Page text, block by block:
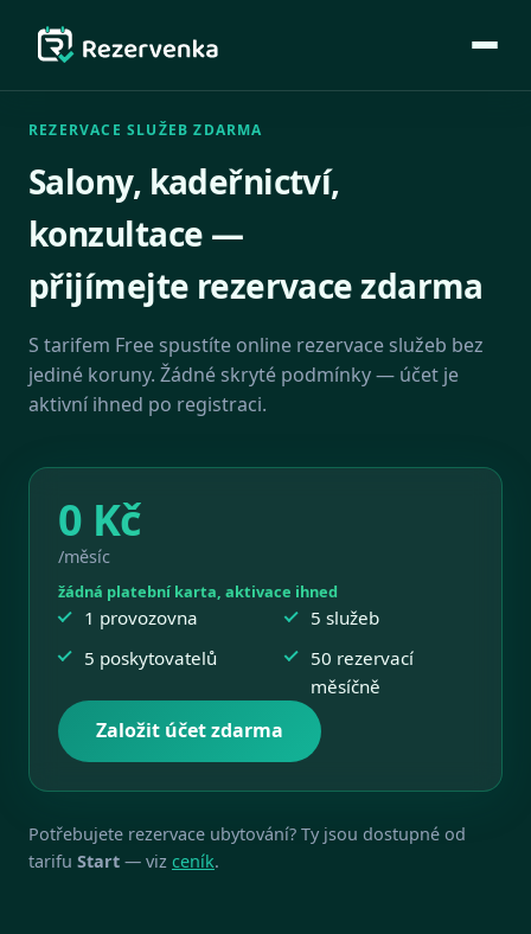
REZERVACE SLUŽEB ZDARMA
Salony, kadeřnictví,
konzultace —
přijímejte rezervace zdarma
S tarifem Free spustíte online rezervace služeb bez
jediné koruny. Žádné skryté podmínky — účet je
aktivní ihned po registraci.
0 Kč
/měsíc
žádná platební karta, aktivace ihned
1 provozovna
5 služeb
5 poskytovatelů
50 rezervací
měsíčně
Založit účet zdarma
Potřebujete rezervace ubytování? Ty jsou dostupné od
tarifu Start — viz ceník.